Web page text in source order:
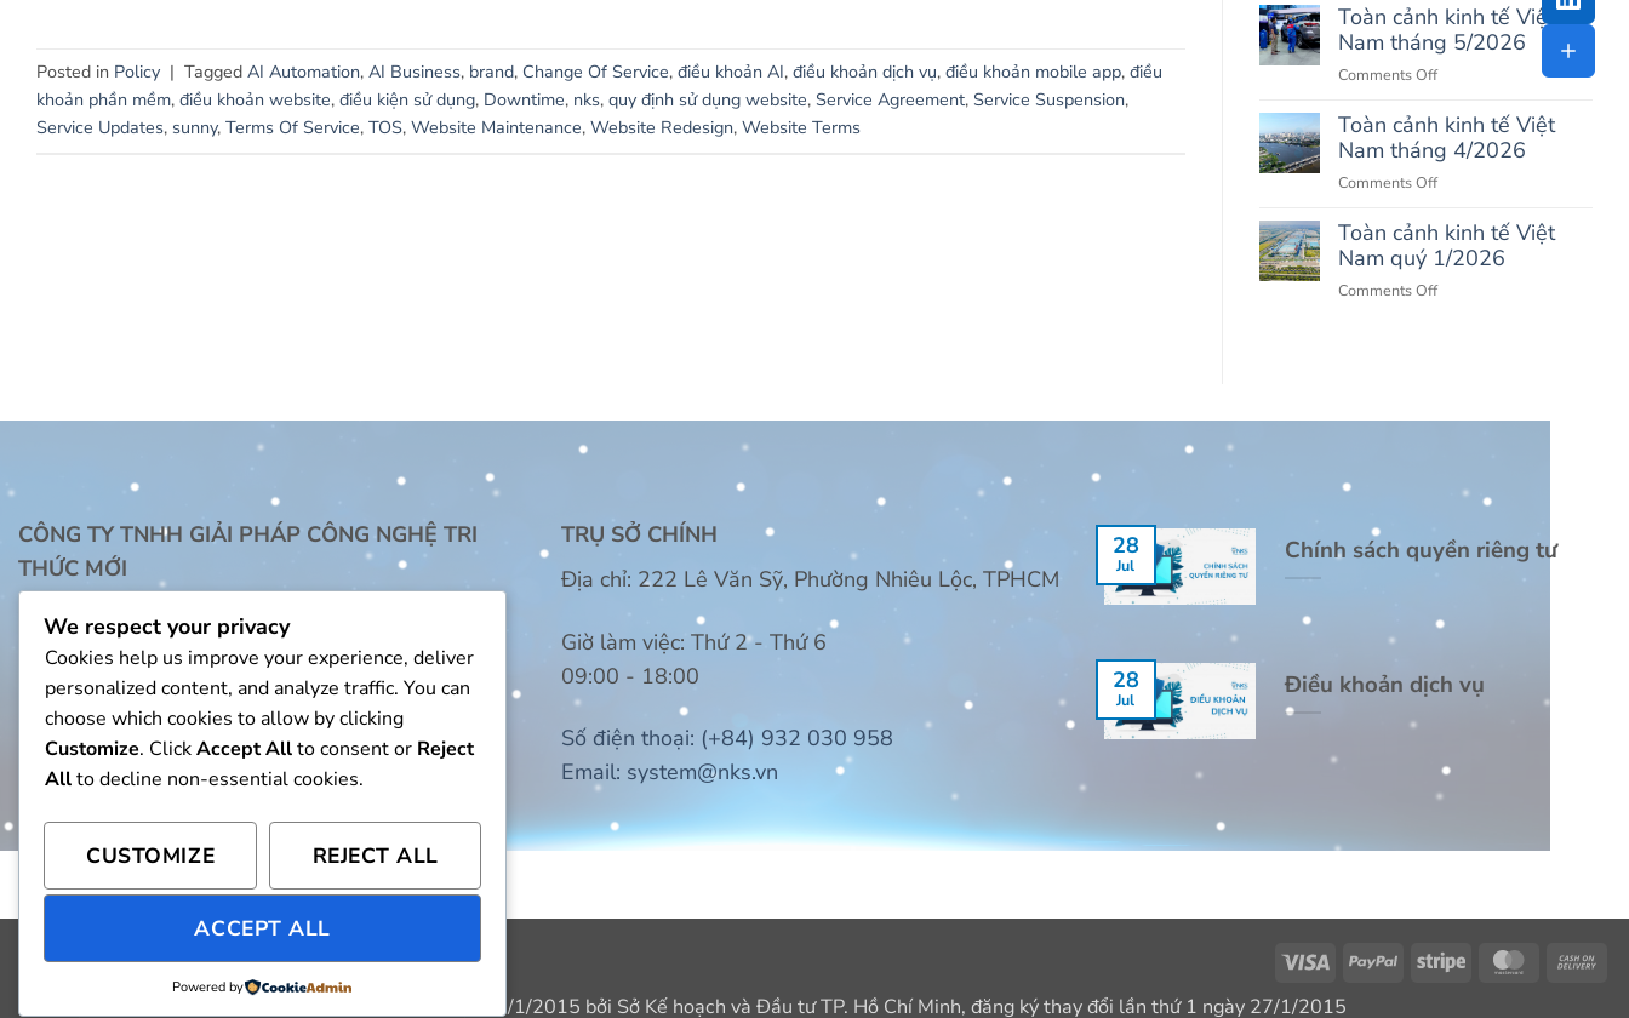
Posted in Policy | Tagged AI Automation, AI Business, brand, Change Of Service, điều khoản AI, điều khoản dịch vụ, điều khoản mobile app, điều
khoản phần mềm, điều khoản website, điều kiện sử dụng, Downtime, nks, quy định sử dụng website, Service Agreement, Service Suspension,
Service Updates, sunny, Terms Of Service, TOS, Website Maintenance, Website Redesign, Website Terms
Nhà
Đầu
Tư
Động
Sản
Business:
Kỷ
Tự
Vận
Hành
AI
SaaS
Toàn cảnh kinh tế Việt
Nam tháng 5/2026
Comments Offon
cảnh
kinh
tháng
5/2026
Toàn cảnh kinh tế Việt
Nam tháng 4/2026
Comments Offon
cảnh
kinh
Toàn cảnh kinh tế Việt
Nam quý 1/2026
Comments Offon
CÔNG TY TNHH GIẢI PHÁP CÔNG NGHỆ TRI
THỨC MỚI
Địa chỉ:
2/47 Thiên Phước, Phường Tân Hòa,
TPHCM
TRỤ SỞ CHÍNH
Địa chỉ: 222 Lê Văn Sỹ, Phường Nhiêu Lộc, TPHCM
Giờ làm việc: Thứ 2 - Thứ 6
09:00 - 18:00
Số điện thoại: (+84) 932 030 958
Email: system@nks.vn
Chính sách quyền riêng tư
28
Jul
Điều khoản dịch vụ
28
Jul
Visa PayPal Stripe
Copyright 2026 © . MST: 0313074497, cấp ngày 6/1/2015 bởi Sở Kế hoạch và Đầu tư TP. Hồ Chí Minh, đăng ký thay đổi lần thứ 1 ngày 27/1/2015
We respect your privacy
Cookies help us improve your experience, deliver
personalized content, and analyze traffic. You can
choose which cookies to allow by clicking
Customize. ClickAccept Allto consent or Reject
Allto decline non-essential cookies.
CUSTOMIZE REJECT ALL
ACCEPT ALL
Powered by